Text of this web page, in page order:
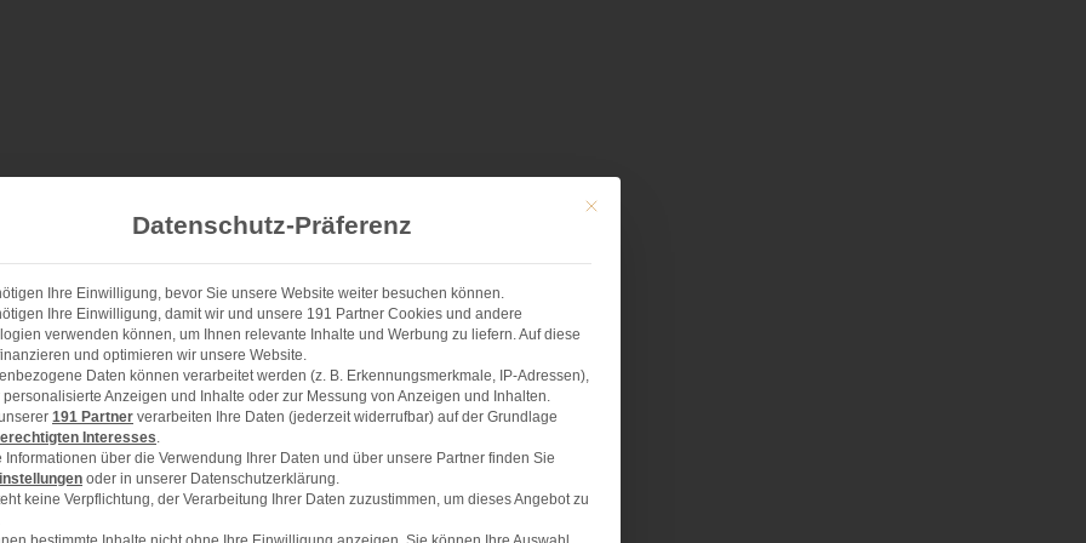
serviert, super erfrischend
SCALE 1x 2x 3x
oder gefrorene
Mit diesem Button wird der Dialog geschlossen. Seine Funktionalität ist
Datenschutz-Präferenz
Ihre Einwilligung, bevor Sie unsere Website weiter besuchen können.
Ihre Einwilligung, damit wir und unsere 191 Partner Cookies und andere
verwenden können, um Ihnen relevante Inhalte und Werbung zu liefern. Auf diese
und optimieren wir unsere Website.
Daten können verarbeitet werden (z. B. Erkennungsmerkmale, IP-Adressen),
personalisierte Anzeigen und Inhalte oder zur Messung von Anzeigen und Inhalten.
191 Partner verarbeiten Ihre Daten (jederzeit widerrufbar) auf der Grundlage
Interesses
Informationen über die Verwendung Ihrer Daten und über unsere Partner finden Sie
oder in unserer Datenschutzerklärung.
keine Verpflichtung, der Verarbeitung Ihrer Daten zuzustimmen, um dieses Angebot zu